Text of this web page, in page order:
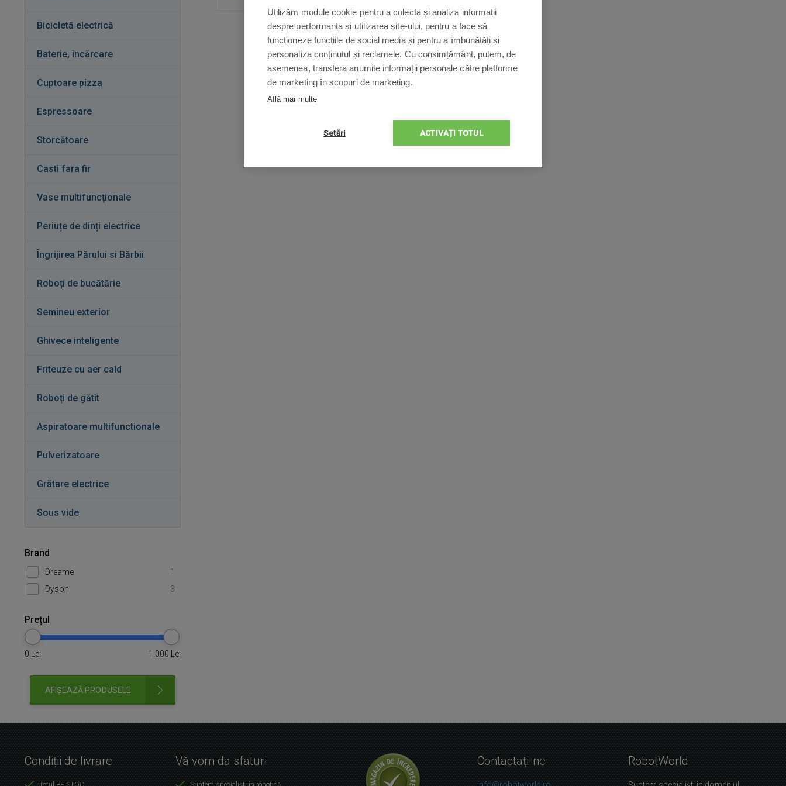
Bicicletă electrică
Baterie, încărcare
Cuptoare pizza
Espressoare
Storcătoare
Casti fara fir
Vase multifuncționale
Periuțe de dinți electrice
Îngrijirea Părului si Bărbii
Roboți de bucătărie
Semineu exterior
Ghivece inteligente
Friteuze cu aer cald
Roboți de gătit
Aspiratoare multifunctionale
Pulverizatoare
Grătare electrice
Sous vide
Brand
Dreame
1
Dyson
3
Prețul
0 Lei 1 000 Lei
AFIȘEAZĂ PRODUSELE
Condiții de livrare Vă vom da sfaturi Contactați-ne RobotWorld
Utilizăm module cookie pentru a colecta și analiza informații
despre performanța și utilizarea site-ului, pentru a face să
funcționeze funcțiile de social media și pentru a îmbunătăți și
personaliza conținutul și reclamele. Cu consimțământ, putem, de
asemenea, transfera anumite informații personale către platforme
de marketing în scopuri de marketing.
Află mai multe
Setări ACTIVAȚI TOTUL